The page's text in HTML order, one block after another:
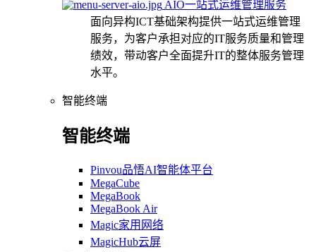
AIO一站式运维管理服务
面向异构ICT基础架构提供一站式运维管理
服务，为客户承担对应的IT服务质量和管理
绩效，带动客户全面提升IT的整体服务管理
水平。
智能终端
智能终端
Pinvou品悟AI智能体平台
MegaCube
MegaBook
MegaBook Air
Magic家用网络
MagicHub云屏